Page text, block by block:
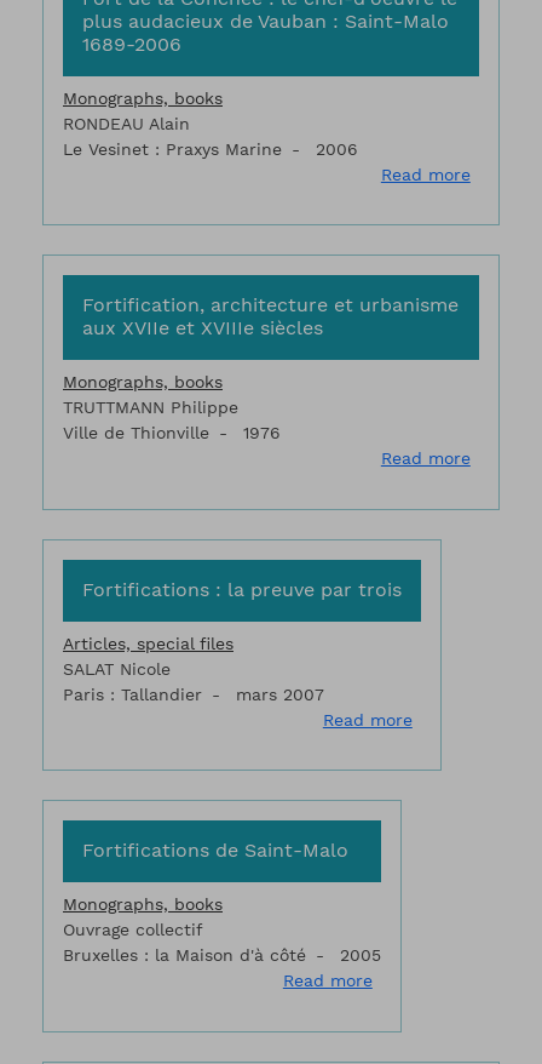
plus audacieux de Vauban : Saint-Malo
1689-2006
Monographs, books
RONDEAU Alain
Le Vesinet : Praxys Marine
2006
Read moreabout
Fortification, architecture et urbanisme
aux XVIIe et XVIIIe siècles
Monographs, books
TRUTTMANN Philippe
Ville de Thionville
1976
Read moreabout
Fortifications : la preuve par trois
Articles, special files
SALAT Nicole
Paris : Tallandier
mars 2007
Read moreabout
Fortifications de Saint-Malo
Monographs, books
Ouvrage collectif
Bruxelles : la Maison d'à côté
2005
Read moreabout Fortifications